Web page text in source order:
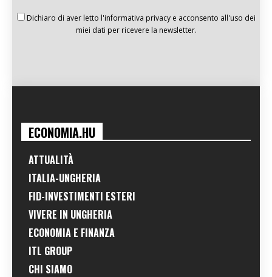
Dichiaro di aver letto l'informativa privacy e acconsento all'uso dei
miei dati per ricevere la newsletter.
ECONOMIA.HU
ATTUALITÀ
ITALIA-UNGHERIA
FID-INVESTIMENTI ESTERI
VIVERE IN UNGHERIA
ECONOMIA E FINANZA
ITL GROUP
CHI SIAMO